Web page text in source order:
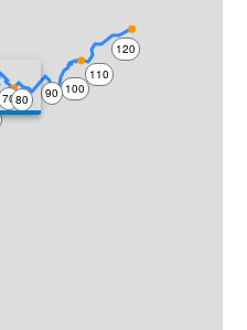
7080 90 100
110
120